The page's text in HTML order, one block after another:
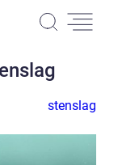
stenslag